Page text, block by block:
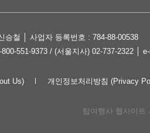
승철 │ 사업자 등록번호 : 784-88-00538
551-9373 / (서울지사) 02-737-2322 │
Us) 개인정보처리방침 (Privacy
탑여행사 웹사이트